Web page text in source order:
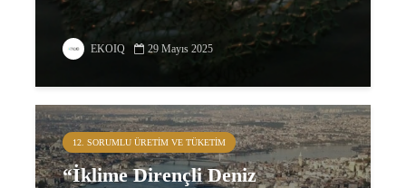
EKOIQ 29 Mayıs 2025
12. SORUMLU ÜRETIM VE TÜKETIM
“İklime Dirençli Deniz